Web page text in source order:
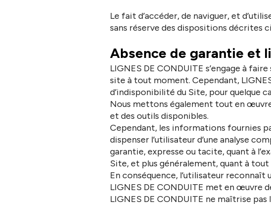
Le fait d’accéder, de naviguer, et
sans réserve des dispositions décrites
Absence de garantie et
LIGNES DE CONDUITE s’engage à
site à tout moment. Cependant,
d’indisponibilité du Site, pour quelque
Nous mettons également tout en
et des outils disponibles.
Cependant, les informations fournies
dispenser l’utilisateur d’une analyse
garantie, expresse ou tacite, quant à
Site, et plus généralement, quant à
En conséquence, l’utilisateur
LIGNES DE CONDUITE met en œuvre
LIGNES DE CONDUITE ne maîtrise